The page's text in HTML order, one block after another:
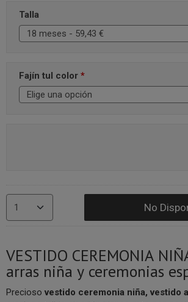
Talla
Fajín tul color *
No
VESTIDO CEREMONIA
arras niña y ceremonias
Precioso vestido ceremonia niña, vestido